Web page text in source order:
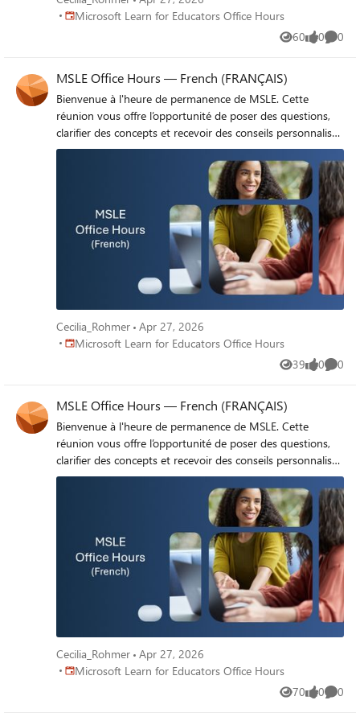
Place Microsoft Learn for Educators Office Hours
Microsoft Learn for Educators Office Hours
60
Views 0
likes 0
MSLE Office Hours — French (FRANÇAIS)
Bienvenue à l'heure de permanence de MSLE. Cette
réunion vous offre l’opportunité de poser des questions,
clarifier des concepts et recevoir des conseils personnalisés
sur des sujets tels que le programme MSLE, l’intégration
des cours de MSLE dans vos cours, l’exploration des
parcours de certification, et bien plus encore. Rejoignez
Cecilia_Rohmer Apr 27, 2026
Place Microsoft Learn for Educators Office Hours
Microsoft Learn for Educators Office Hours
39
Views 0
likes 0
MSLE Office Hours — French (FRANÇAIS)
Bienvenue à l'heure de permanence de MSLE. Cette
réunion vous offre l’opportunité de poser des questions,
clarifier des concepts et recevoir des conseils personnalisés
sur des sujets tels que le programme MSLE, l’intégration
des cours de MSLE dans vos cours, l’exploration des
parcours de certification, et bien plus encore. Rejoignez
Cecilia_Rohmer Apr 27, 2026
Place Microsoft Learn for Educators Office Hours
Microsoft Learn for Educators Office Hours
70
Views 0
likes 0